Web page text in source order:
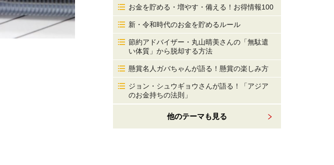
お金を貯める・増やす・備える！お得情報100
新・令和時代のお金を貯めるルール
節約アドバイザー・丸山晴美さんの「無駄遣
い体質」から脱却する方法
懸賞名人ガバちゃんが語る！懸賞の楽しみ方
ジョン・シュウギョウさんが語る！「アジア
のお金持ちの法則」
他のテーマも見る